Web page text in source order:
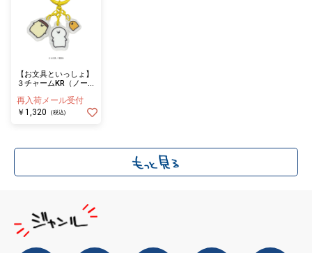
【お文具といっしょ】
３チャームKR（ノーマ
再入荷メール受付
￥1,320
(税込)